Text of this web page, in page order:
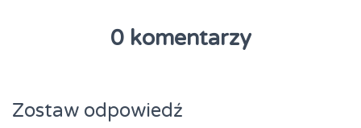
0 komentarzy
Zostaw odpowiedź